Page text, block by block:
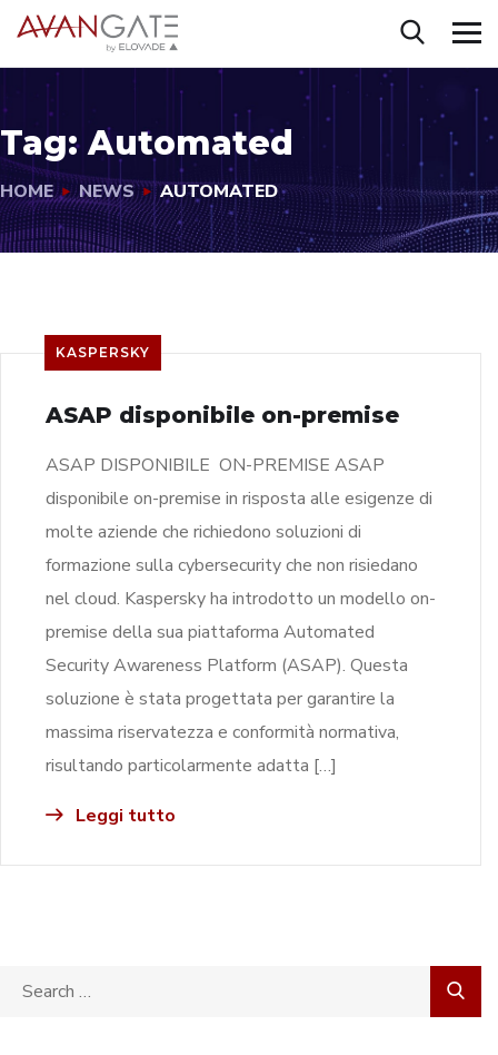
Tag:Automated
HOME NEWS AUTOMATED
KASPERSKY
ASAP disponibile on-premise
ASAP DISPONIBILE ON-PREMISE ASAP
disponibile on-premise in risposta alle esigenze di
molte aziende che richiedono soluzioni di
formazione sulla cybersecurity che non risiedano
nel cloud. Kaspersky ha introdotto un modello on-
premise della sua piattaforma Automated
Security Awareness Platform (ASAP). Questa
soluzione è stata progettata per garantire la
massima riservatezza e conformità normativa,
risultando particolarmente adatta […]
Leggi tutto